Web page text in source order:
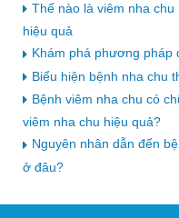
Thế nào là viêm nha
hiệu quả
Khám phá phương pháp
Biểu hiện bệnh nha chu
Bệnh viêm nha chu có
viêm nha chu hiệu quả?
Nguyên nhân dẫn đến
ở đâu?